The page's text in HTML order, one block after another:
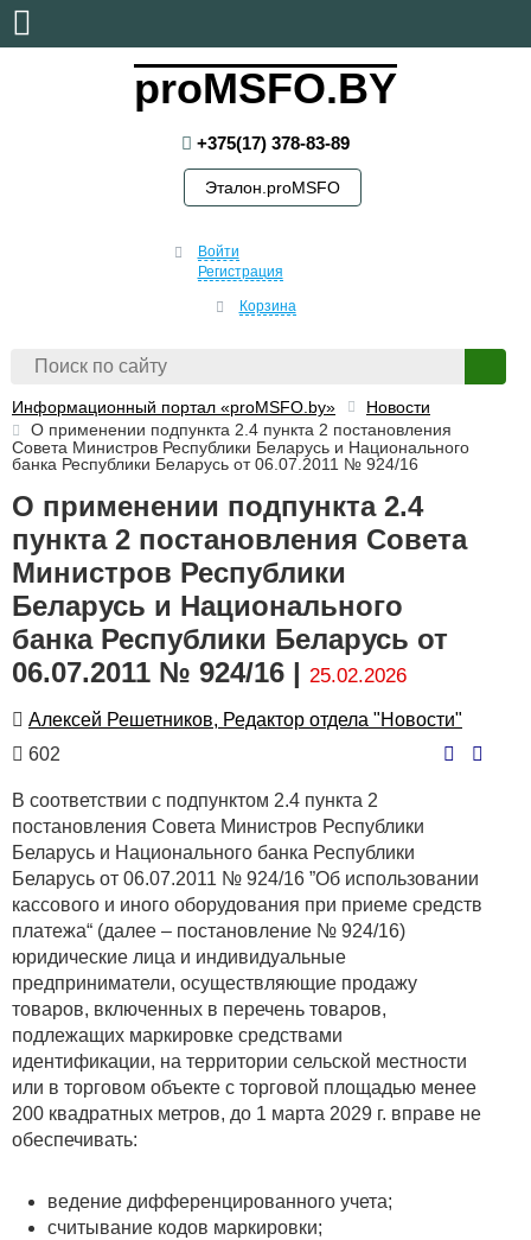
proMSFO.BY
+375(17) 378-83-89
Эталон.proMSFO
Войти
Регистрация
Корзина
Информационный портал «proMSFO.by»
Новости
О применении подпункта 2.4 пункта 2 постановления
Совета Министров Республики Беларусь и Национального
банка Республики Беларусь от 06.07.2011 № 924/16
О применении подпункта 2.4
пункта 2 постановления Совета
Министров Республики
Беларусь и Национального
банка Республики Беларусь от
06.07.2011 № 924/16 | 25.02.2026
Автор
Алексей Решетников, Редактор отдела "Новости"
Количество
602
В соответствии с подпунктом 2.4 пункта 2
постановления Совета Министров Республики
Беларусь и Национального банка Республики
Беларусь от 06.07.2011 № 924/16 ”Об использовании
кассового и иного оборудования при приеме средств
платежа“ (далее – постановление № 924/16)
юридические лица и индивидуальные
предприниматели, осуществляющие продажу
товаров, включенных в перечень товаров,
подлежащих маркировке средствами
идентификации, на территории сельской местности
или в торговом объекте с торговой площадью менее
200 квадратных метров, до 1 марта 2029 г. вправе не
обеспечивать:
ведение дифференцированного учета;
считывание кодов маркировки;